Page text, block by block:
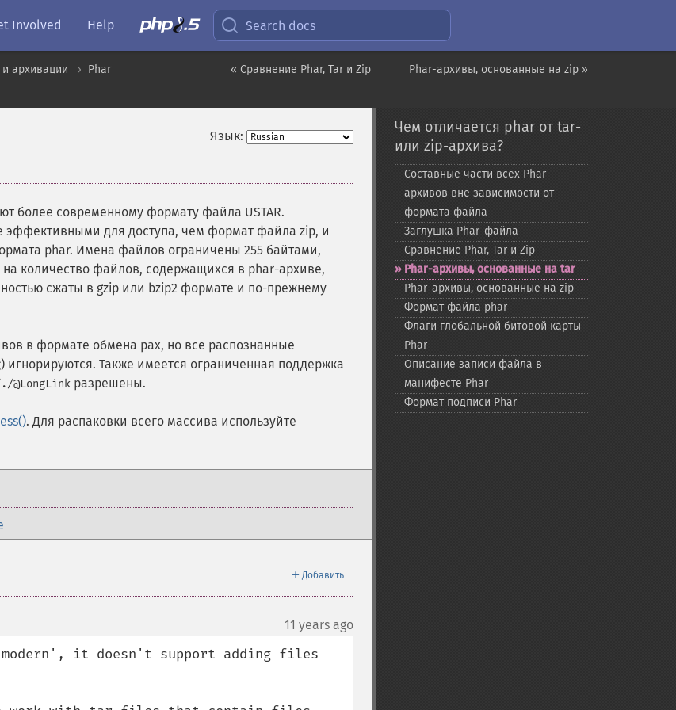
Involved Help Search docs
Phar-архивы, основанные на zip »
« Сравнение Phar, Tar и Zip
архивации
Phar
Язык:
более современному формату файла USTAR.
эффективными для доступа, чем формат файла zip, и
phar. Имена файлов ограничены 255 байтами,
количество файлов, содержащихся в phar-архиве,
сжаты в gzip или bzip2 формате и по-прежнему
в формате обмена pax, но все распознанные
) игнорируются. Также имеется ограниченная поддержка
@LongLink разрешены.
. Для распаковки всего массива используйте
＋ Добавить
11 years ago
it doesn't support adding files
Чем отличается phar от tar-
или zip-архива?
Составные части всех Phar-​
архивов вне зависимости от
формата файла
Заглушка Phar-​файла
Сравнение Phar, Tar и Zip
Phar-​архивы, основанные на tar
Phar-​архивы, основанные на zip
Формат файла phar
Флаги глобальной битовой карты
Phar
Описание записи файла в
манифесте Phar
Формат подписи Phar